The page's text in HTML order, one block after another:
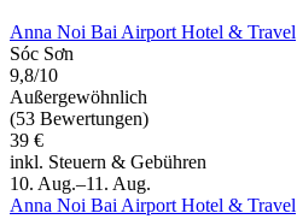
Anna Noi Bai Airport Hotel & Travel
Sóc Sơn
9,8/10
Außergewöhnlich
(53 Bewertungen)
39 €
inkl. Steuern & Gebühren
10. Aug.–11. Aug.
Anna Noi Bai Airport Hotel & Travel